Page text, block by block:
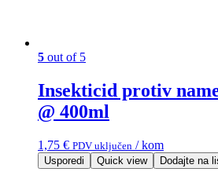
5 out of 5
Insekticid protiv
@ 400ml
1,75 € PDV uključen / kom
Usporedi Quick view Dodajte na